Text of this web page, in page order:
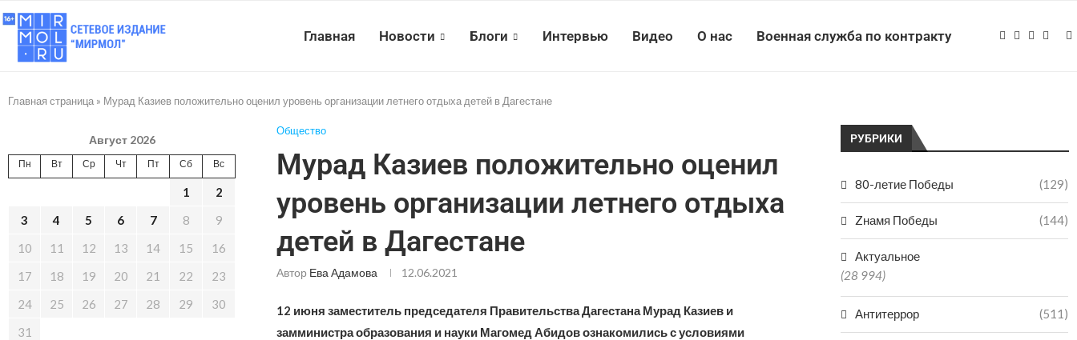
Главная Новости Блоги Интервью Видео О нас Военная служба по контракту
Главная страница » Мурад Казиев положительно оценил уровень организации летнего отдыха детей в Дагестане
Общество
Мурад Казиев положительно оценил
уровень организации летнего отдыха
детей в Дагестане
Автор Ева Адамова 12.06.2021
12 июня заместитель председателя Правительства Дагестана Мурад Казиев и
замминистра образования и науки Магомед Абидов ознакомились с условиями
РУБРИКИ
80-летие Победы (129)
Zнамя Победы (144)
Актуальное
(28 994)
Антитеррор (511)
Август 2026
Пн Вт Ср Чт Пт Сб Вс
1
2
3
4 5 6 7 8
9
10
11 12 13 14 15
16
17
18 19 20 21 22
23
24
25 26 27 28 29
30
31